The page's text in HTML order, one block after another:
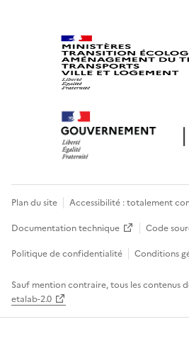
Plan du site Accessibilité : totalement
Documentation technique
Code
Politique de confidentialité
Conditions
Sauf mention contraire, tous les contenus
etalab-2.0